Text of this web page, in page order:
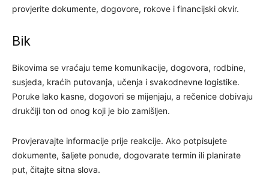
provjerite dokumente, dogovore, rokove i financijski okvir.
Bik
Bikovima se vraćaju teme komunikacije, dogovora, rodbine,
susjeda, kraćih putovanja, učenja i svakodnevne logistike.
Poruke lako kasne, dogovori se mijenjaju, a rečenice dobivaju
drukčiji ton od onog koji je bio zamišljen.
Provjeravajte informacije prije reakcije. Ako potpisujete
dokumente, šaljete ponude, dogovarate termin ili planirate
put, čitajte sitna slova.